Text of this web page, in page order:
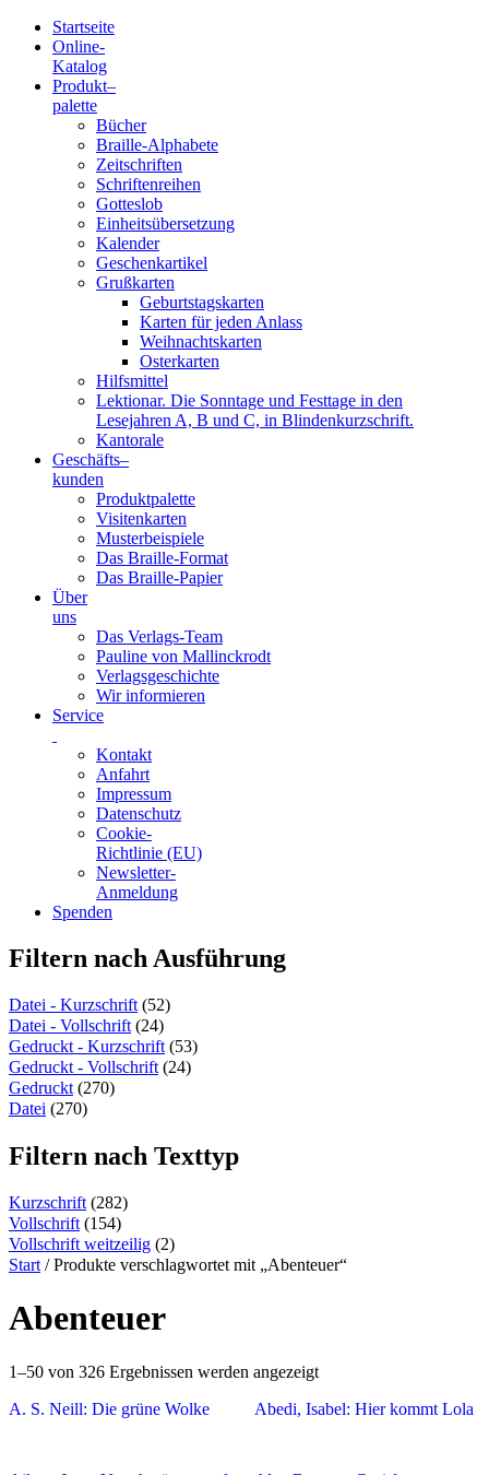
Blindenschrift-
Verlag
Druckerei
gGmbH
Startseite
Online-
Katalog
Produkt–
palette
Bücher
Braille-Alphabete
Zeitschriften
Schriftenreihen
Gotteslob
Einheitsübersetzung
Kalender
Geschenkartikel
Grußkarten
Geburtstagskarten
Karten für jeden Anlass
Weihnachtskarten
Osterkarten
Hilfsmittel
Lektionar. Die Sonntage und Festtage in den
Lesejahren A, B und C, in Blindenkurzschrift.
Kantorale
Geschäfts­–
kunden
Produktpalette
Visitenkarten
Musterbeispiele
Das Braille-Format
Das Braille-Papier
Über
uns
Das Verlags-Team
Pauline von Mallinckrodt
Verlagsgeschichte
Wir informieren
Service
Kontakt
Anfahrt
Impressum
Datenschutz
Cookie-
Richtlinie (EU)
Newsletter-
Anmeldung
Spenden
Skip
to
Filtern nach Ausführung
Datei - Kurzschrift (52)
Datei - Vollschrift (24)
Gedruckt - Kurzschrift (53)
Gedruckt - Vollschrift (24)
Gedruckt (270)
Datei (270)
Filtern nach Texttyp
Kurzschrift (282)
Vollschrift (154)
Vollschrift weitzeilig (2)
Start / Produkte verschlagwortet mit „Abenteuer“
Abenteuer
1–50 von 326 Ergebnissen werden angezeigt
A. S. Neill: Die grüne Wolke
Abedi, Isabel: Hier kommt Lola